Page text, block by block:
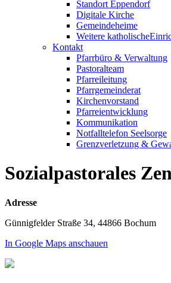
Standort Eppendorf
Digitale Kirche
Gemeindeheime
Weitere katholische
Kontakt
Pfarrbüro & Verwaltung
Pastoralteam
Pfarreileitung
Pfarrgemeinderat
Kirchenvorstand
Pfarreientwicklung
Kommunikation
Notfalltelefon Seelsorge
Grenzverletzung &
Sozial­pastorales
Adresse
Günnigfelder Straße 34, 44866 Bochum
In Google Maps anschauen